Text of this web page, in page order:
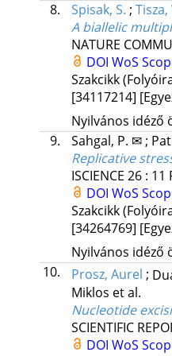
8.
Spisak, S. ; Tisza,
A biallelic
NATURE
DOI WoS
Szakcikk
[34117214]
Nyilvános idéző
9.
Sahgal, P. ✉;
Replicative
ISCIENCE 26: 11
DOI WoS
Szakcikk
[34264769]
Nyilvános idéző
10.
Prosz, Aurel ;
Miklos et al.
Nucleotide
SCIENTIFIC
DOI WoS